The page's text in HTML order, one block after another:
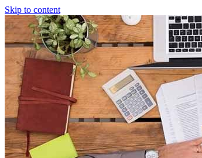
Skip to content